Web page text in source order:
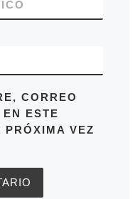
CORREO
ESTE
PRÓXIMA VEZ